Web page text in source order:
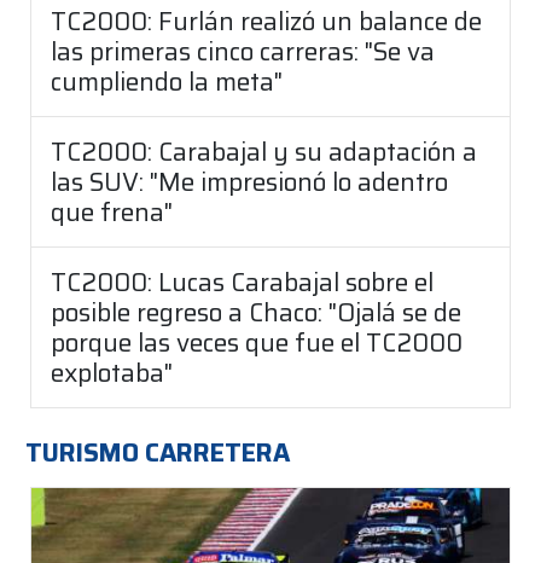
TC2000: Furlán realizó un balance de
las primeras cinco carreras: "Se va
cumpliendo la meta"
TC2000: Carabajal y su adaptación a
las SUV: "Me impresionó lo adentro
que frena"
TC2000: Lucas Carabajal sobre el
posible regreso a Chaco: "Ojalá se de
porque las veces que fue el TC2000
explotaba"
TURISMO CARRETERA